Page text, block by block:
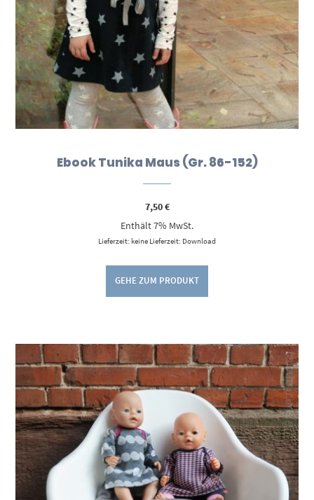
Ebook Tunika Maus (Gr. 86-152)
7,50€
Enthält 7% MwSt.
Lieferzeit: keine Lieferzeit: Download
GEHE ZUM PRODUKT